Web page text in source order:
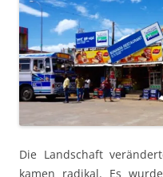
Die Landschaft
kamen radikal. Es